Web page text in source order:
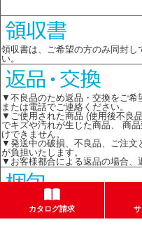
領収書は、ご希望の方のみ同封
い。
▼不良品のため返品・交換をご
または電話でご連絡ください。
▼ご使用された商品 (使用後不良
でキズや汚れが生じた商品、 商
けできません。
▼発送中の破損、不良品、ご注文
が負担いたします。
▼お客様都合による返品の場合、
環境保護のため、簡易包装を心
箱を再利用してお送りします。
カタログ請求